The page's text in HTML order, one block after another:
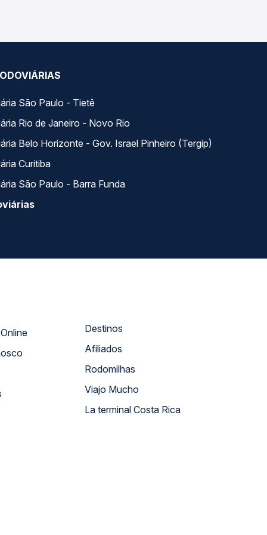
São Paulo - Tietê
Rio de Janeiro - Novo Rio
Belo Horizonte - Gov. Israel Pinheiro (Tergip)
Curitiba
São Paulo - Barra Funda
Atendimento Online
Destinos
Afiliados
Rodomilhas
Viajo Mucho
La terminal Costa Rica